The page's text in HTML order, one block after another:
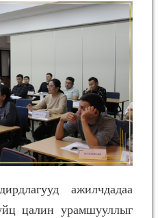
ажилчдадаа
цалин урамшууллыг